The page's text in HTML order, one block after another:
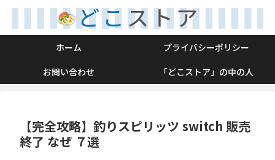
ホーム
プライバシーポリシー
お問い合わせ
「どこストア」の中の人
【完全攻略】釣りスピリッツ switch 販売
終了 なぜ ７選